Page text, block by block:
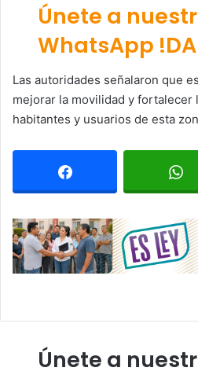
Únete a
WhatsApp !DA
Las autoridades señalaron que
mejorar la movilidad y fortalecer
habitantes y usuarios de esta
Únete a